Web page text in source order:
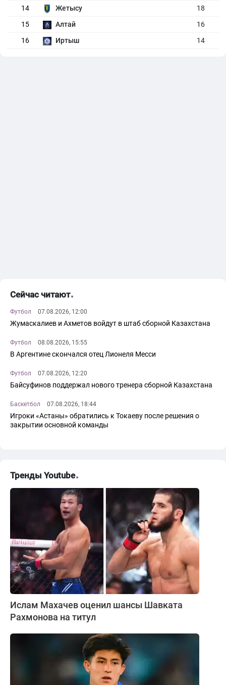
14 Жетысу
18
15
Алтай
16
16
Иртыш 14
Сейчас читают
Футбол 07.08.2026, 12:00
Жумаскалиев и Ахметов войдут в штаб сборной Казахстана
Футбол 08.08.2026, 15:55
В Аргентине скончался отец Лионеля Месси
Футбол 07.08.2026, 12:20
Байсуфинов поддержал нового тренера сборной Казахстана
Баскетбол 07.08.2026, 18:44
Игроки «Астаны» обратились к Токаеву после решения о
закрытии основной команды
Тренды Youtube
Ислам Махачев оценил шансы Шавката
Рахмонова на титул